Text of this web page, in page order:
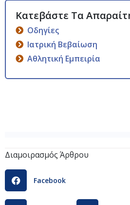
Οδηγίες
Ιατρική Βεβαίωση
Αθλητική Εμπειρία
Διαμοιρασμός Άρθρου
Facebook